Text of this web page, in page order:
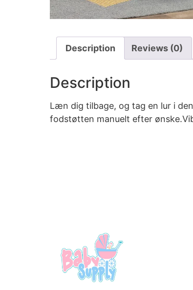
Description Reviews (0)
Description
Læn dig tilbage, og tag en lur i
fodstøtten manuelt efter